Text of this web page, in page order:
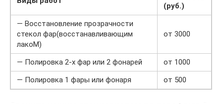
(руб.)
— Восстановление прозрачности
стекол фар(восстанавливающим
лакоМ)
от 3000
— Полировка 2-х фар или 2 фонарей
от 1000
— Полировка 1 фары или фонаря
от 500